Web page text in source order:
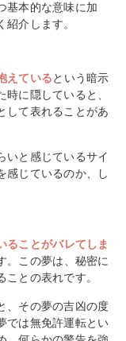
基本的な意味に加
介します。
えているという暗示
に隠していると、
して表れることがあ
いと感じているサイ
感じているのか、し
ることがバレてしま
。この夢は、秘密に
との表れです。
、その夢の吉凶の度
では無免許運転とい